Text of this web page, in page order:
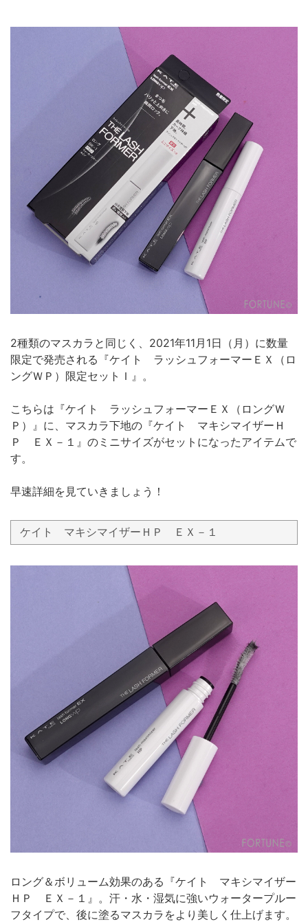
2種類のマスカラと同じく、2021年11月1日（月）に数量
限定で発売される『ケイト ラッシュフォーマーＥＸ（ロ
ングＷＰ）限定セットＩ』。
こちらは『ケイト ラッシュフォーマーＥＸ（ロングＷ
Ｐ）』に、マスカラ下地の『ケイト マキシマイザーＨ
Ｐ ＥＸ－１』のミニサイズがセットになったアイテムで
す。
早速詳細を見ていきましょう！
ケイト マキシマイザーＨＰ ＥＸ－１
ロング＆ボリューム効果のある『ケイト マキシマイザー
ＨＰ ＥＸ－１』。汗・水・湿気に強いウォータープルー
フタイプで、後に塗るマスカラをより美しく仕上げます。